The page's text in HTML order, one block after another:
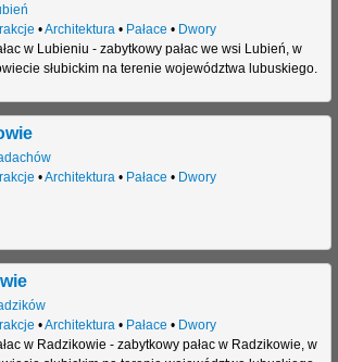
•Architektura• Pałace • Dwory
w Lubieniu - zabytkowy pałac we wsi Lubień, w
słubickim na terenie województwa lubuskiego.
•Architektura• Pałace • Dwory
•Architektura• Pałace • Dwory
w Radzikowie - zabytkowy pałac w Radzikowie, w